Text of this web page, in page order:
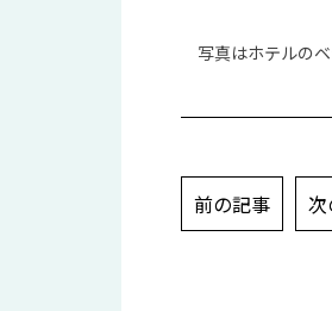
写真はホテルのベ
投
稿
前の記事